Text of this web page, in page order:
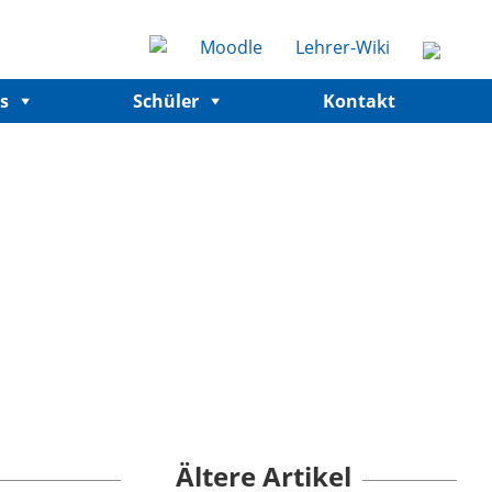
Moodle Lehrer-Wiki
Schüler Kontakt
Ältere Artikel